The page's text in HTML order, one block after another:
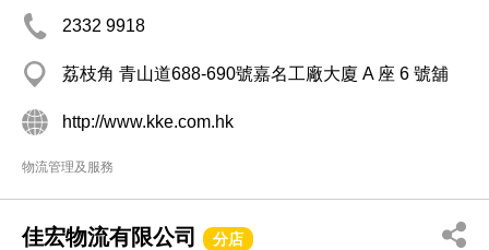
2332 9918
荔枝角 青山道688-690號嘉名工廠大廈 A 座 6 號舖
http://www.kke.com.hk
物流管理及服務
佳宏物流有限公司 分店